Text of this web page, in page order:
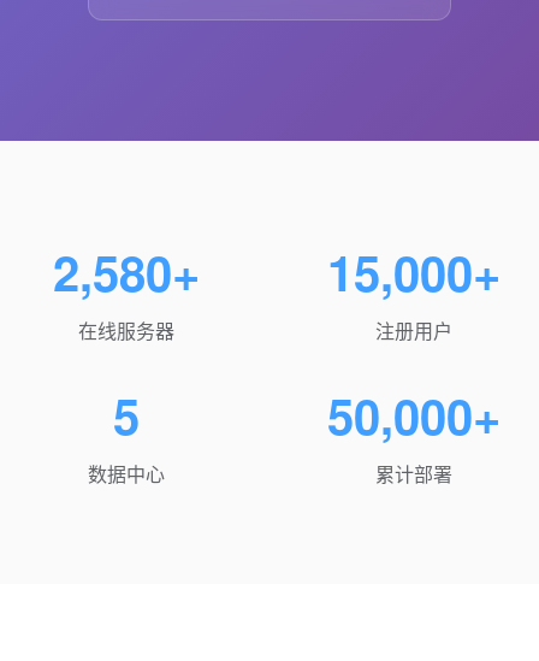
2,580+
在线服务器
15,000+
注册用户
5
数据中心
50,000+
累计部署